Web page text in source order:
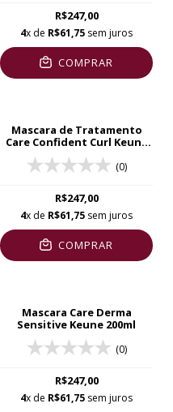
R$247,00
4x de R$61,75 sem juros
COMPRAR
Mascara de Tratamento
Care Confident Curl Keune
200ml
(0)
R$247,00
4x de R$61,75 sem juros
COMPRAR
Mascara Care Derma
Sensitive Keune 200ml
(0)
R$247,00
4x de R$61,75 sem juros